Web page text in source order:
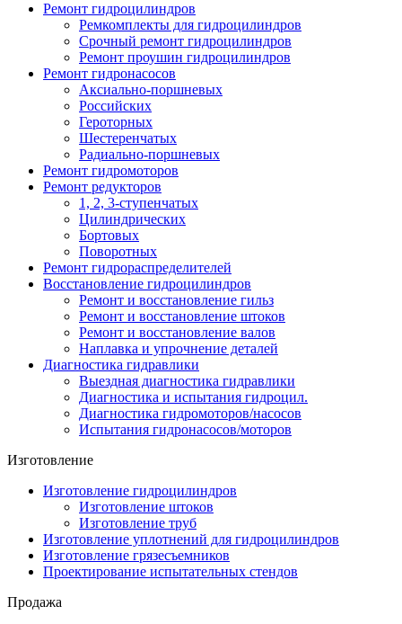
Ремонт гидроцилиндров
Ремкомплекты для гидроцилиндров
Срочный ремонт гидроцилиндров
Ремонт проушин гидроцилиндров
Ремонт гидронасосов
Аксиально-поршневых
Российских
Героторных
Шестеренчатых
Радиально-поршневых
Ремонт гидромоторов
Ремонт редукторов
1, 2, 3-ступенчатых
Цилиндрических
Бортовых
Поворотных
Ремонт гидрораспределителей
Восстановление гидроцилиндров
Ремонт и восстановление гильз
Ремонт и восстановление штоков
Ремонт и восстановление валов
Наплавка и упрочнение деталей
Диагностика гидравлики
Выездная диагностика гидравлики
Диагностика и испытания гидроцил.
Диагностика гидромоторов/насосов
Испытания гидронасосов/моторов
Изготовление
Изготовление гидроцилиндров
Изготовление штоков
Изготовление труб
Изготовление уплотнений для гидроцилиндров
Изготовление грязесъемников
Проектирование испытательных стендов
Продажа